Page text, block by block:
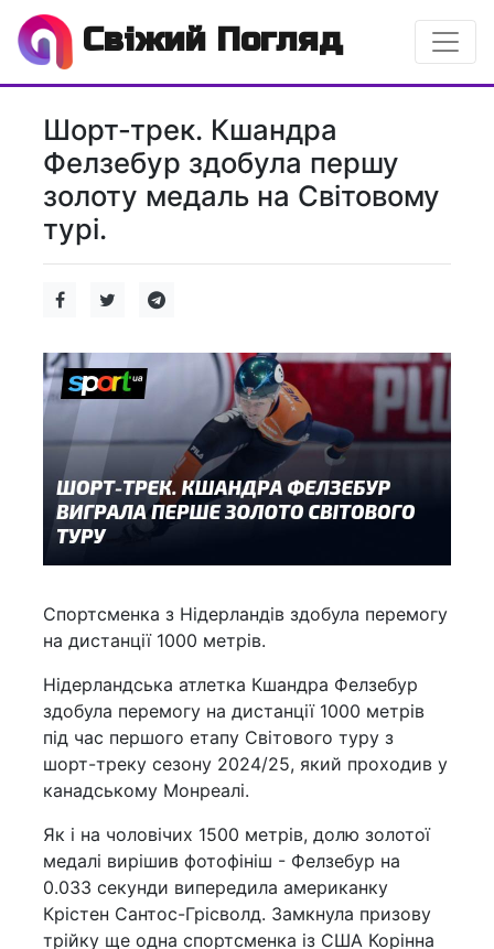
Свіжий Погляд
Шорт-трек. Кшандра
Фелзебур здобула першу
золоту медаль на Світовому
турі.
Спортсменка з Нідерландів здобула перемогу
на дистанції 1000 метрів.
Нідерландська атлетка Кшандра Фелзебур
здобула перемогу на дистанції 1000 метрів
під час першого етапу Світового туру з
шорт-треку сезону 2024/25, який проходив у
канадському Монреалі.
Як і на чоловічих 1500 метрів, долю золотої
медалі вирішив фотофініш - Фелзебур на
0.033 секунди випередила американку
Крістен Сантос-Грісволд. Замкнула призову
трійку ще одна спортсменка із США Корінна